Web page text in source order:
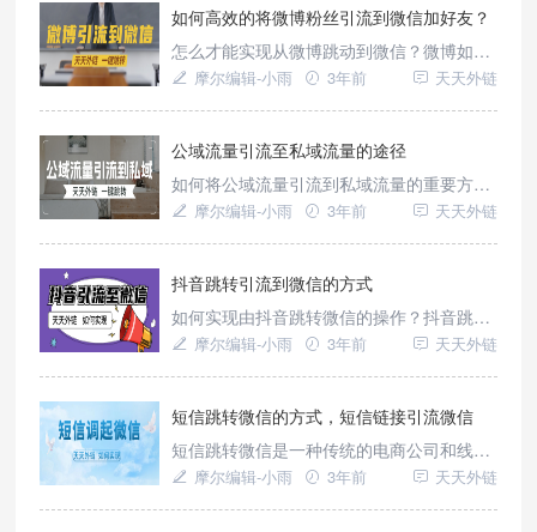
以直接使用跳转工具——天天外链跳转实
现。
如何高效的将微博粉丝引流到微信加好友？
怎么才能实现从微博跳动到微信？微博如何
实现高效引流到微信？如何高效的将微博粉
转工具——天天外链跳转实现。
摩尔编辑-小雨 3年前 天天外链
公域流量引流至私域流量的途径
如何将公域流量引流到私域流量的重要方
法？想要从公域流量引流至私域流量的途径
内容？我们可以使用跳转工具——天天外链
实现。
摩尔编辑-小雨 3年前 天天外链
抖音跳转引流到微信的方式
如何实现由抖音跳转微信的操作？抖音跳转
引流到微信的方式？抖音引流微信为什么会
摩尔编辑-小雨 3年前 天天外链
短信跳转微信的方式，短信链接引流微信
短信跳转微信是一种传统的电商公司和线下
企业常用的私域引流方式。通过在短信中插
摩尔编辑-小雨 3年前 天天外链